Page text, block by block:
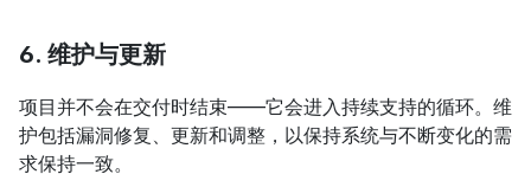
6. 维护与更新
项目并不会在交付时结束——它会进入持续支持的循环。维
护包括漏洞修复、更新和调整，以保持系统与不断变化的需
求保持一致。